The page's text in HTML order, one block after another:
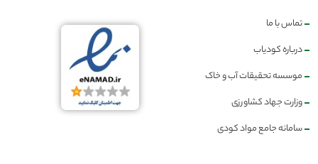
تماس با ما
درباره کودیاب
موسسه تحقیقات آب و خاک
وزارت جهاد کشاورزی
سامانه جامع مواد کودی